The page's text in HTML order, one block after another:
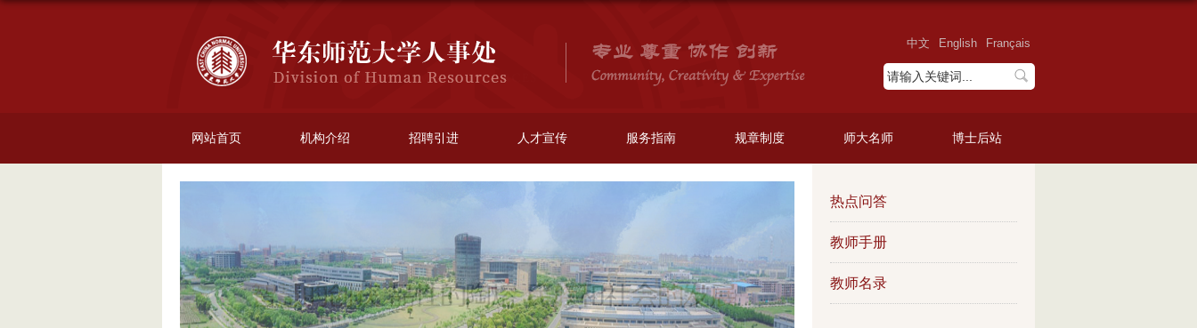
中文 English Français
网站首页 机构介绍 招聘引进 人才宣传 服务指南 规章制度 师大名师 博士后站
热点问答
教师手册
教师名录